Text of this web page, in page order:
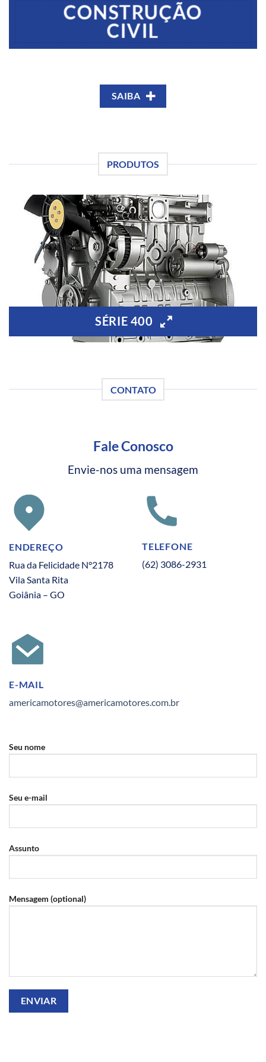
CONSTRUÇÃO
CIVIL
SAIBA
PRODUTOS
SÉRIE 400
CONTATO
Fale Conosco
Envie-nos uma mensagem
ENDEREÇO
Rua da Felicidade N°2178
Vila Santa Rita
Goiânia – GO
TELEFONE
(62) 3086-2931
E-MAIL
americamotores@americamotores.com.br
Seu nome
Seu e-mail
Assunto
Mensagem (optional)